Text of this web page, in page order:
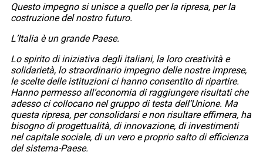
Questo impegno si unisce a quello per la ripresa, per la
costruzione del nostro futuro.
L’Italia è un grande Paese.
Lo spirito di iniziativa degli italiani, la loro creatività e
solidarietà, lo straordinario impegno delle nostre imprese,
le scelte delle istituzioni ci hanno consentito di ripartire.
Hanno permesso all’economia di raggiungere risultati che
adesso ci collocano nel gruppo di testa dell’Unione. Ma
questa ripresa, per consolidarsi e non risultare effimera, ha
bisogno di progettualità, di innovazione, di investimenti
nel capitale sociale, di un vero e proprio salto di efficienza
del sistema-Paese.